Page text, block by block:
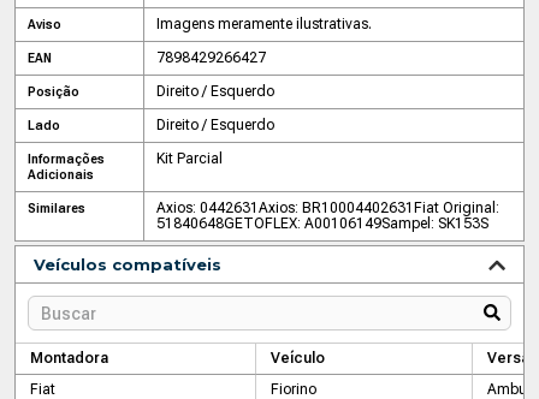
Aviso Imagens meramente ilustrativas.
EAN 7898429266427
Posição Direito / Esquerdo
Lado Direito / Esquerdo
Informações
Adicionais
Kit Parcial
Similares Axios: 0442631 Axios: BR10004402631 Fiat Original:
51840648GETOFLEX: A00106149Sampel: SK153S
Veículos compatíveis
Montadora Veículo
Versão
Fiat
Fiorino